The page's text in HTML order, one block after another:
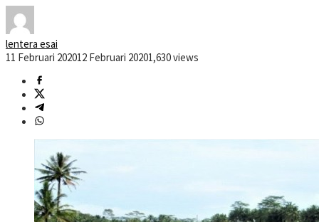
lentera esai
11 Februari 202012 Februari 20201,630 views